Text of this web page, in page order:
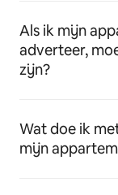
Als ik mijn
adverteer,
zijn?
Wat doe ik
mijn